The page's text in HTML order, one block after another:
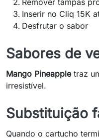
Remover tampas
Inserir no Cliq 15K
Desfrutar o sabor
Sabores de
Mango Pineappletraz
irresistível.
Substituição
Quando o cartucho